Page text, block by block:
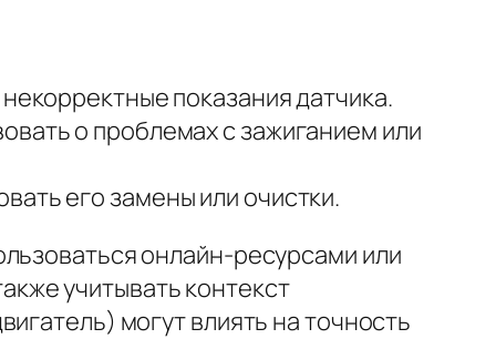
показания датчика.
о проблемах с зажиганием или
его замены или очистки.
онлайн-ресурсами или
учитывать контекст
могут влиять на точность